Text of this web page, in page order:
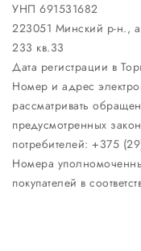
УНП 691531682
223051 Минский р-н.,
233 кв.33
Дата регистрации в
Номер и адрес
рассматривать
предусмотренных
потребителей: +375
Номера
покупателей в